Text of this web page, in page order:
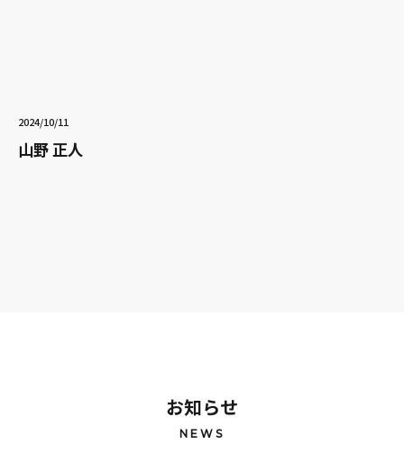
2024/10/11
山野 正人
お知らせ
NEWS